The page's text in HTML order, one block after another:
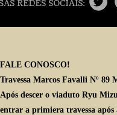
FALE CONOSCO!
Travessa Marcos Favalli Nº 89
Após descer o viaduto Ryu
entrar a primiera travessa após